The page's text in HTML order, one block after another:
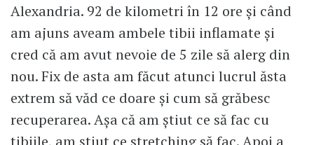
Alexandria. 92 de kilometri în 12 ore și când
am ajuns aveam ambele tibii inflamate și
cred că am avut nevoie de 5 zile să alerg din
nou. Fix de asta am făcut atunci lucrul ăsta
extrem să văd ce doare și cum să grăbesc
recuperarea. Așa că am știut ce să fac cu